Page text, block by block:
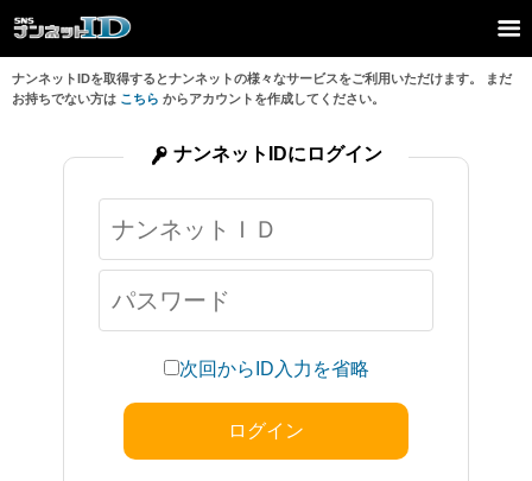
ナンネットIDを取得するとナンネットの様々なサービスをご利用いただけます。 まだ
お持ちでない方は こちら からアカウントを作成してください。
次回からID入力を省略
ナンネットIDにログイン